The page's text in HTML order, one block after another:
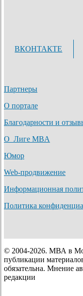
ВКОНТАКТЕ
Партнеры
О портале
Благодарности и
О Лиге MBA
Юмор
Web-продвижение
Информационная
Политика
© 2004-2026. МВА в
публикации
обязательна. Мнение
редакции